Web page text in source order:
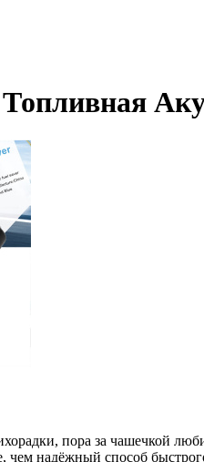
пора за чашечкой
чем надёжный способ